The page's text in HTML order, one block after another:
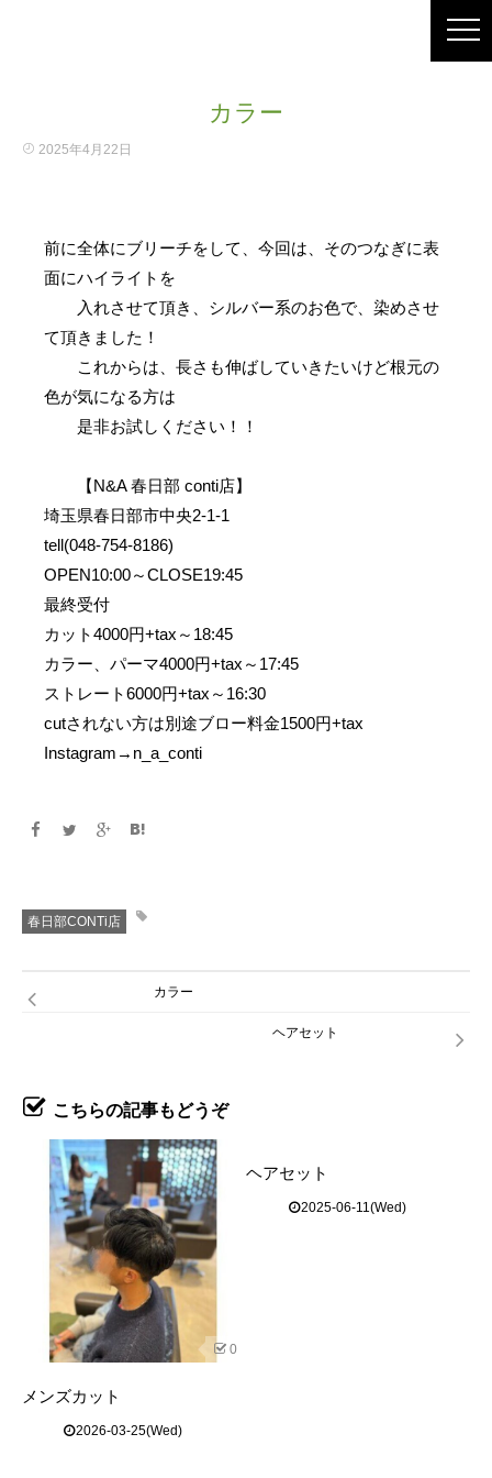
カラー
2025年4月22日
前に全体にブリーチをして、今回は、そのつなぎに表
面にハイライトを
入れさせて頂き、シルバー系のお色で、染めさせ
て頂きました！
これからは、長さも伸ばしていきたいけど根元の
色が気になる方は
是非お試しください！！
【N&A 春日部 conti店】
埼玉県春日部市中央2-1-1
tell(048-754-8186)
OPEN10:00～CLOSE19:45
最終受付
カット4000円+tax～18:45
カラー、パーマ4000円+tax～17:45
ストレート6000円+tax～16:30
cutされない方は別途ブロー料金1500円+tax
Instagram→n_a_conti
春日部CONTi店
カラー
ヘアセット
こちらの記事もどうぞ
0
メンズカット
2026-03-25(Wed)
ヘアセット
2025-06-11(Wed)